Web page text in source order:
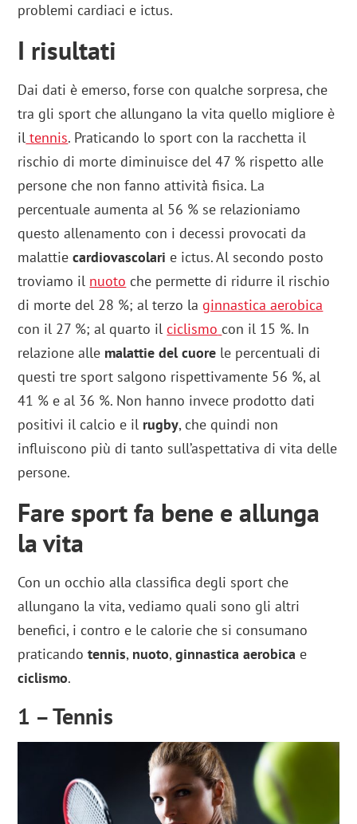
problemi cardiaci e ictus.
I risultati
Dai dati è emerso, forse con qualche sorpresa, che
tra gli sport che allungano la vita quello migliore è
il tennis. Praticando lo sport con la racchetta il
rischio di morte diminuisce del 47 % rispetto alle
persone che non fanno attività fisica. La
percentuale aumenta al 56 % se relazioniamo
questo allenamento con i decessi provocati da
malattiecardiovascolari e ictus. Al secondo posto
troviamo il nuoto che permette di ridurre il rischio
di morte del 28 %; al terzo laginnastica aerobica
con il 27 %; al quarto ilciclismo con il 15 %. In
relazione alle malattie del cuore le percentuali di
questi tre sport salgono rispettivamente 56 %, al
41 % e al 36 %. Non hanno invece prodotto dati
positivi il calcio e il rugby, che quindi non
influiscono più di tanto sull’aspettativa di vita delle
persone.
Fare sport fa bene e allunga
la vita
Con un occhio alla classifica degli sport che
allungano la vita, vediamo quali sono gli altri
benefici, i contro e le calorie che si consumano
praticandotennis, nuoto,ginnastica aerobica e
ciclismo.
1 – Tennis